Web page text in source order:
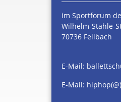
im Sportforum
Wilhelm-Stähle-
70736 Fellbach
E-Mail:
E-Mail: